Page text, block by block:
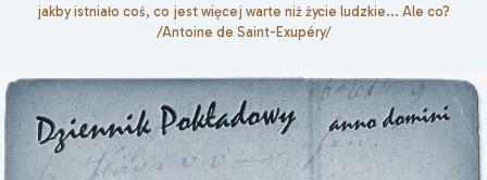
jakby istniało coś, co jest więcej warte niż życie ludzkie... Ale co?
/Antoine de Saint-Exupéry/